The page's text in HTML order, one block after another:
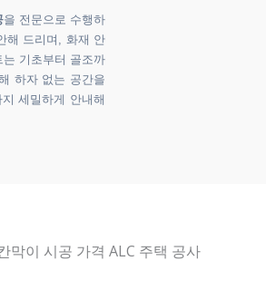
을 전문으로 수행하
해 드리며, 화재 안
기초부터 골조까
하자 없는 공간을
세밀하게 안내해
막이 시공 가격 ALC 주택 공사